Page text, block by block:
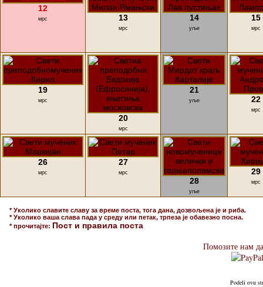
12
мрс 13
мрс
14
уље
15
мрс
19
мрс
20
мрс
21
уље 22
мрс
26
мрс
27
мрс
28
уље
29
мрс
* Уколико славите славу за време поста, тога дана, дозвољена је и риба.
* Уколико ваша слава пада у среду или петак, трпеза је обавезно посна.
* прочитајте: Пост и правила поста
Помозите нам
Podeli ovu